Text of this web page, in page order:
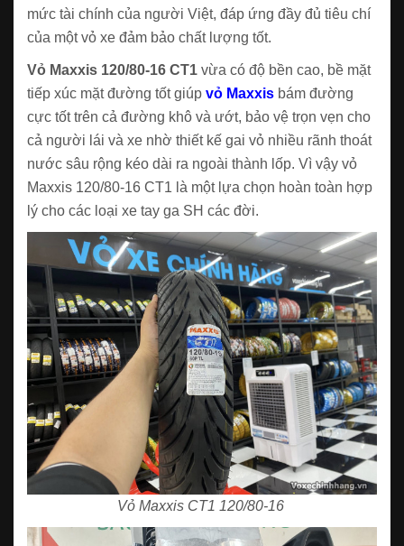
mức tài chính của người Việt, đáp ứng đầy đủ tiêu chí
của một vỏ xe đảm bảo chất lượng tốt.
Vỏ Maxxis 120/80-16 CT1 vừa có độ bền cao, bề mặt
tiếp xúc mặt đường tốt giúp vỏ Maxxis bám đường
cực tốt trên cả đường khô và ướt, bảo vệ trọn vẹn cho
cả người lái và xe nhờ thiết kế gai vỏ nhiều rãnh thoát
nước sâu rộng kéo dài ra ngoài thành lốp. Vì vậy vỏ
Maxxis 120/80-16 CT1 là một lựa chọn hoàn toàn hợp
lý cho các loại xe tay ga SH các đời.
Vỏ Maxxis CT1 120/80-16